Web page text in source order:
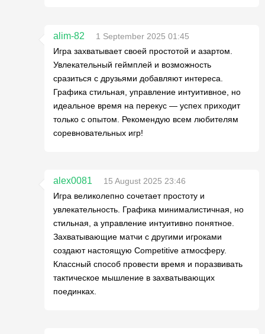
alim-82
1 September 2025 01:45
Игра захватывает своей простотой и азартом.
Увлекательный геймплей и возможность
сразиться с друзьями добавляют интереса.
Графика стильная, управление интуитивное, но
идеальное время на перекус — успех приходит
только с опытом. Рекомендую всем любителям
соревновательных игр!
alex0081
15 August 2025 23:46
Игра великолепно сочетает простоту и
увлекательность. Графика минималистичная, но
стильная, а управление интуитивно понятное.
Захватывающие матчи с другими игроками
создают настоящую Competitive атмосферу.
Классный способ провести время и поразвивать
тактическое мышление в захватывающих
поединках.